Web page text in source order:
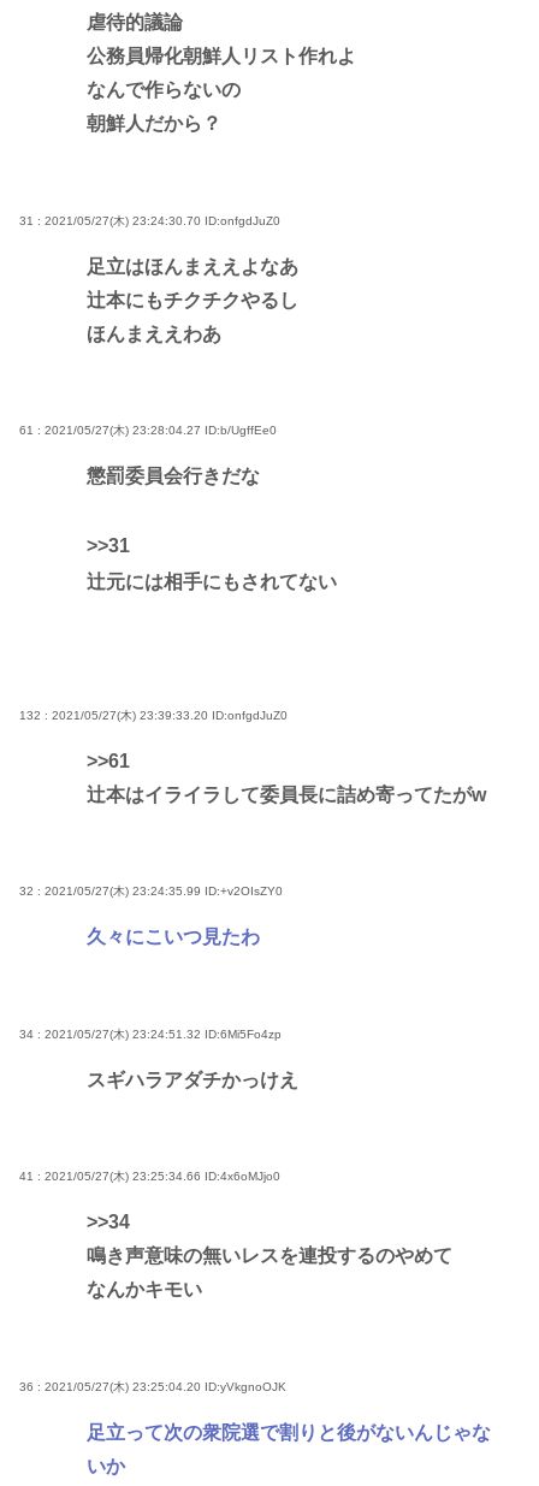
虐待的議論
公務員帰化朝鮮人リスト作れよ
なんで作らないの
朝鮮人だから？
31 : 2021/05/27(木) 23:24:30.70 ID:onfgdJuZ0
足立はほんまええよなあ
辻本にもチクチクやるし
ほんまええわあ
61 : 2021/05/27(木) 23:28:04.27 ID:b/UgffEe0
懲罰委員会行きだな
>>31
辻元には相手にもされてない
132 : 2021/05/27(木) 23:39:33.20 ID:onfgdJuZ0
>>61
辻本はイライラして委員長に詰め寄ってたがw
32 : 2021/05/27(木) 23:24:35.99 ID:+v2OIsZY0
久々にこいつ見たわ
34 : 2021/05/27(木) 23:24:51.32 ID:6Mi5Fo4zp
スギハラアダチかっけえ
41 : 2021/05/27(木) 23:25:34.66 ID:4x6oMJjo0
>>34
鳴き声意味の無いレスを連投するのやめて
なんかキモい
36 : 2021/05/27(木) 23:25:04.20 ID:yVkgnoOJK
足立って次の衆院選で割りと後がないんじゃな
いか